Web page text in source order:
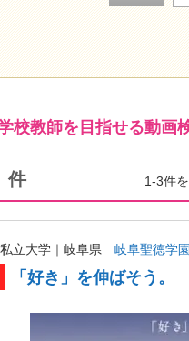
校教師を目指せる動画
件 1-3件
私立大学｜岐阜県 岐阜聖徳学
「好き」を伸ばそう。